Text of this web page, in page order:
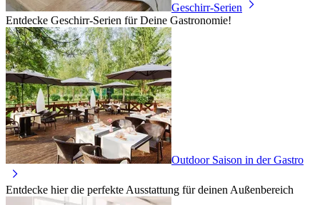
Geschirr-Serien
Entdecke Geschirr-Serien für Deine Gastronomie!
Outdoor Saison in der Gastro
Entdecke hier die perfekte Ausstattung für deinen Außenbereich